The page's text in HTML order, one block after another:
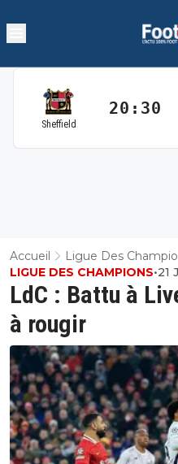
Sheffield
20:30
Accueil Ligue Des
LdC : Battu à
à rougir
LIGUE DES CHAMPIONS•21